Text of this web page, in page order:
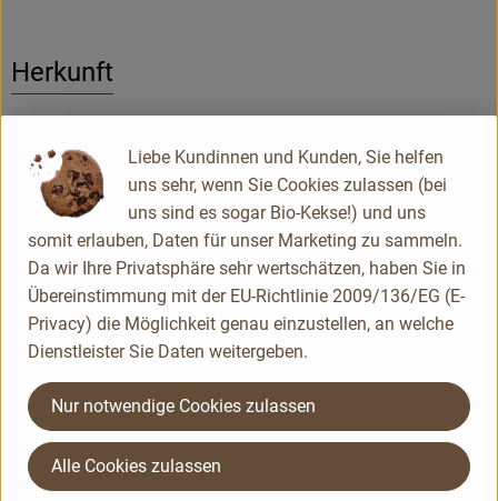
Herkunft
Deutschland
WINU Alkoholfrei
Liebe Kundinnen und Kunden, Sie helfen
uns sehr, wenn Sie Cookies zulassen (bei
uns sind es sogar Bio-Kekse!) und uns
somit erlauben, Daten für unser Marketing zu sammeln.
Da wir Ihre Privatsphäre sehr wertschätzen, haben Sie in
Übereinstimmung mit der EU-Richtlinie 2009/136/EG (E-
Privacy) die Möglichkeit genau einzustellen, an welche
Dienstleister Sie Daten weitergeben.
Nur notwendige Cookies zulassen
Alle Cookies zulassen